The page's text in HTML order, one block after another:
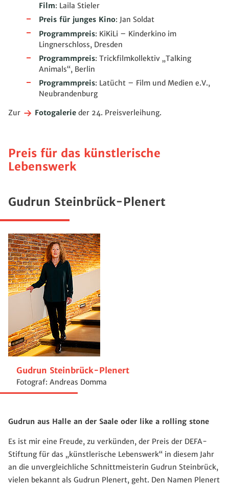
Film: Laila Stieler
Preis für junges Kino: Jan Soldat
Programmpreis: KiKiLi – Kinderkino im
Lingnerschloss, Dresden
Programmpreis: Trickfilmkollektiv „Talking
Animals“, Berlin
Programmpreis: Latücht – Film und Medien e.V.,
Neubrandenburg
Zur Fotogalerie der 24. Preisverleihung.
Preis für das künstlerische
Lebenswerk
Gudrun Steinbrück-Plenert
Gudrun Steinbrück-Plenert
Fotograf: Andreas Domma
Gudrun aus Halle an der Saale oder like a rolling stone
Es ist mir eine Freude, zu verkünden, der Preis der DEFA-
Stiftung für das „künstlerische Lebenswerk“ in diesem Jahr
an die unvergleichliche Schnittmeisterin Gudrun Steinbrück,
vielen bekannt als Gudrun Plenert, geht. Den Namen Plenert